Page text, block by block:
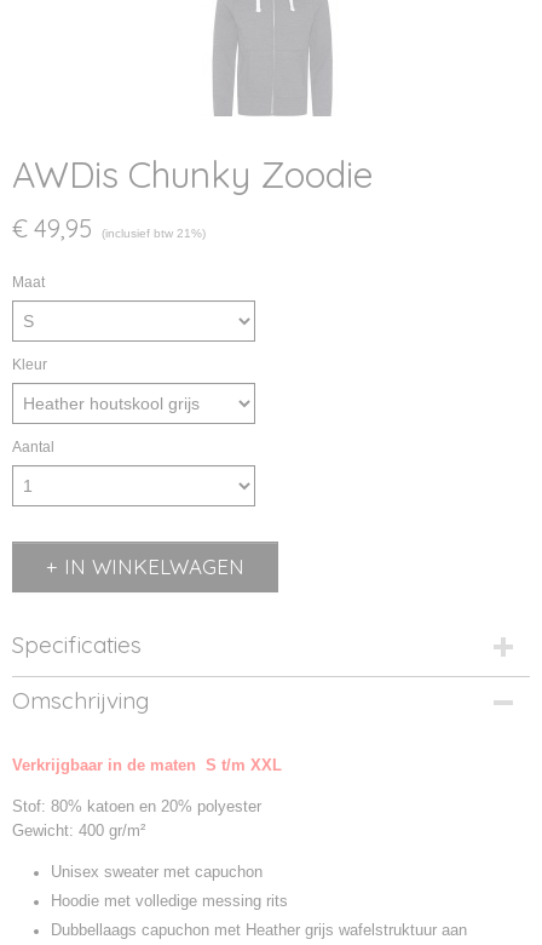
AWDis Chunky Zoodie
€ 49,95 (inclusief btw 21%)
Maat
Kleur
Aantal
IN WINKELWAGEN
Specificaties
Productcode
JH052-1
JH052
Omschrijving
Verkrijgbaar in de maten S t/m XXL
Stof: 80% katoen en 20% polyester
Gewicht: 400 gr/m²
Unisex sweater met capuchon
Hoodie met volledige messing rits
Dubbellaags capuchon met Heather grijs wafelstruktuur aan